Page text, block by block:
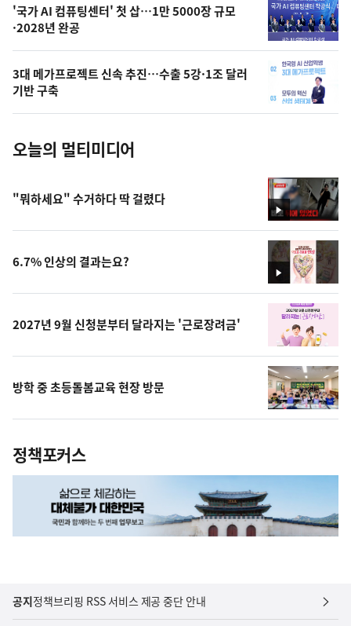
오
늘
사
진
'국가 AI 컴퓨팅센터' 첫 삽…1만 5000장 규모
·2028년 완공
3대 메가프로젝트 신속 추진…수출 5강·1조 달러
기반 구축
오늘의 멀티미디어
영
상
"뭐하세요" 수거하다 딱 걸렸다
영
상
6.7% 인상의 결과는요?
2027년 9월 신청분부터 달라지는 '근로장려금'
방학 중 초등돌봄교육 현장 방문
정책포커스
공지정책브리핑 RSS 서비스 제공 중단 안내